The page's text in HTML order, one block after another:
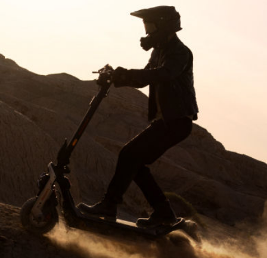
Clignotants intégrés
Oui, à l'avant et à l'arrière
Pneus
Type de pneus
Pneus tubeless autocicatrisants